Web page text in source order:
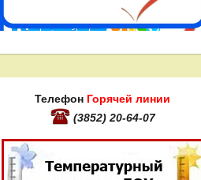
Телефон Горячей линии
(3852) 20-64-07